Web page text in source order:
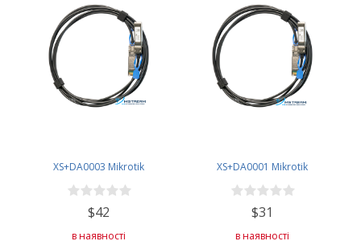
XS+DA0003 Mikrotik
$42
в наявності
XS+DA0001 Mikrotik
$31
в наявності